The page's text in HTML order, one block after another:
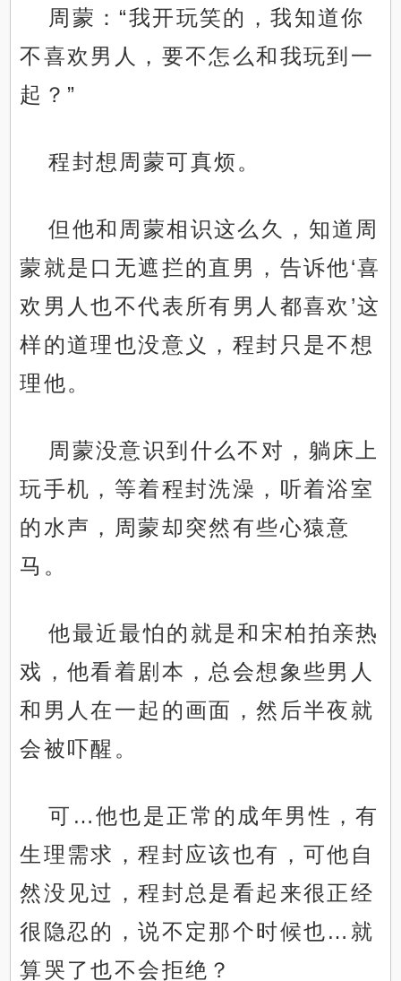
周蒙：“我开玩笑的，我知道你
不喜欢男人，要不怎么和我玩到一
起？”
程封想周蒙可真烦。
但他和周蒙相识这么久，知道周
蒙就是口无遮拦的直男，告诉他‘喜
欢男人也不代表所有男人都喜欢’这
样的道理也没意义，程封只是不想
理他。
周蒙没意识到什么不对，躺床上
玩手机，等着程封洗澡，听着浴室
的水声，周蒙却突然有些心猿意
马。
他最近最怕的就是和宋柏拍亲热
戏，他看着剧本，总会想象些男人
和男人在一起的画面，然后半夜就
会被吓醒。
可…他也是正常的成年男性，有
生理需求，程封应该也有，可他自
然没见过，程封总是看起来很正经
很隐忍的，说不定那个时候也…就
算哭了也不会拒绝？